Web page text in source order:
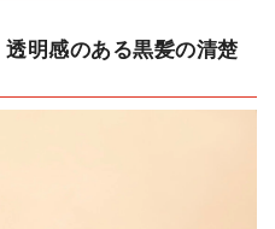
透明感のある黒髪の清楚